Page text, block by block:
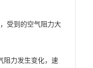
受到的空气阻力大
阻力发生变化，速